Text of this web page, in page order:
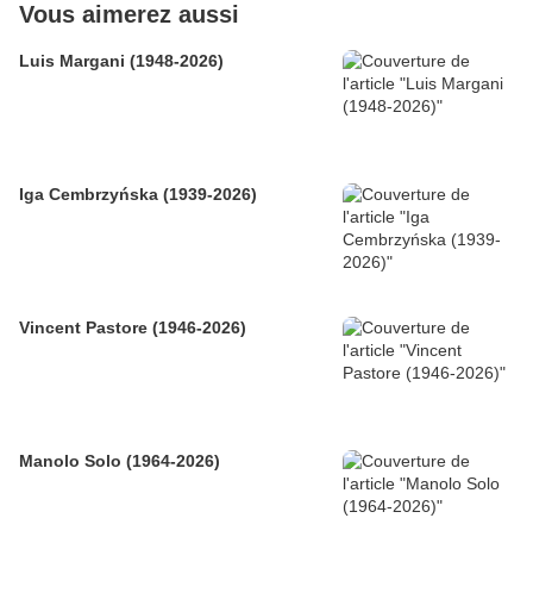
Vous aimerez aussi
Luis Margani (1948-2026)
Iga Cembrzyńska (1939-2026)
Vincent Pastore (1946-2026)
Manolo Solo (1964-2026)